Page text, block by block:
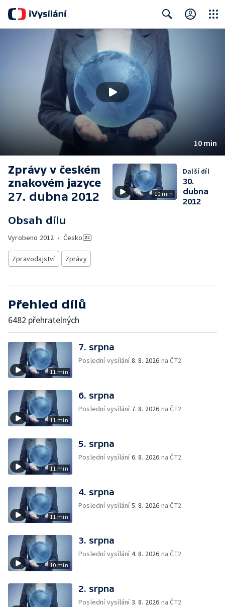
Search
10 min
Zprávy v českém
znakovém jazyce
27. dubna 2012
Obsah dílu
Vyrobeno 2012 • Česko
Zpravodajství Zprávy
10 min
Další díl
30.
dubna
2012
Přehled dílů
6482 přehratelných
11 min
7. srpna
Poslední vysílání8. 8. 2026 na ČT2
11 min
6. srpna
Poslední vysílání 7. 8. 2026 na ČT2
11 min
5. srpna
Poslední vysílání6. 8. 2026 na ČT2
11 min
4. srpna
Poslední vysílání5. 8. 2026 na ČT2
10 min
3. srpna
Poslední vysílání4. 8. 2026 na ČT2
2. srpna
Poslední vysílání3. 8. 2026 na ČT2